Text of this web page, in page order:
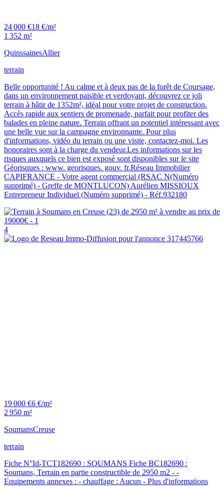
24 000 €18 €/m²
1 352 m²
QuinssainesAllier
terrain
Belle opportunité ! Au calme et à deux pas de la forêt de Coursage,
dans un environnement paisible et verdoyant, découvrez ce joli
terrain à bâtir de 1352m², idéal pour votre projet de construction.
Accès rapide aux sentiers de promenade, parfait pour profiter des
balades en pleine nature. Terrain offrant un potentiel intéressant avec
une belle vue sur la campagne environnante. Pour plus
d'informations, vidéo du terrain ou une visite, contactez-moi. Les
honoraires sont à la charge du vendeur.Les informations sur les
risques auxquels ce bien est exposé sont disponibles sur le site
Géorisques : www. georisques. gouv. fr.Réseau Immobilier
CAPIFRANCE - Votre agent commercial (RSAC N(Numéro
supprimé) - Greffe de MONTLUCON) Aurélien MISSIOUX
Entrepreneur Individuel (Numéro supprimé) - Réf.932180
4
19 000 €6 €/m²
2 950 m²
SoumansCreuse
terrain
Fiche N°Id-TCT182690 : SOUMANS Fiche BC182690 :
Soumans, Terrain en partie constructible de 2950 m2 - -
Equipements annexes : - chauffage : Aucun - Plus d'informations